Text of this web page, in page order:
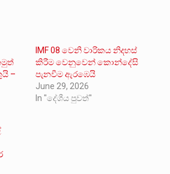
–
IMF 08 වෙනි වාරිකය නිදහස්
කිරීම වෙනුවෙන් කොන්දේසි
පැනවීම ඇරඹෙයි
June 29, 2026
In "දේශීය පුවත්"